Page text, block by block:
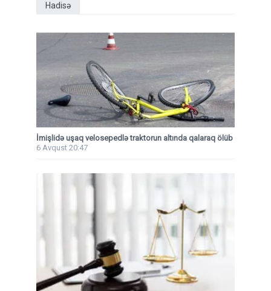
Hadisə
İmişlidə uşaq velosepedlə traktorun altında qalaraq ölüb
6 Avqust 20:47